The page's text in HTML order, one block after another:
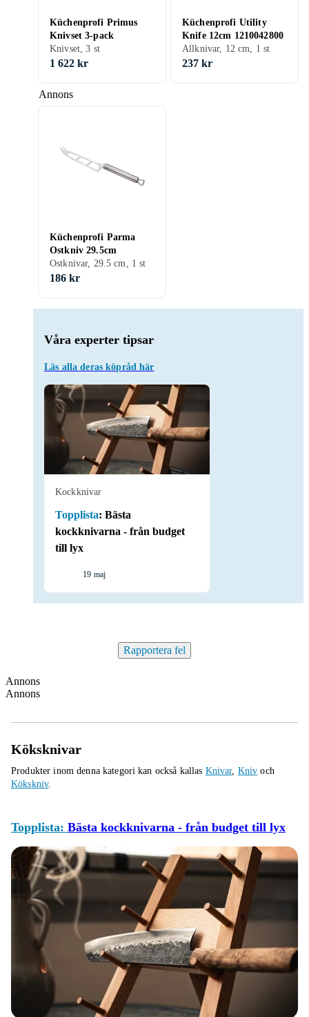
Annons
Våra experter tipsar
Läs alla deras köpråd här
Kockknivar
Topplista: Bästa
kockknivarna - från budget
till lyx
19 maj
Küchenprofi Primus
Knivset 3-pack
Knivset, 3 st
1 622 kr
Küchenprofi Utility
Knife 12cm 1210042800
Allknivar, 12 cm, 1 st
237 kr
Küchenprofi Parma
Ostkniv 29.5cm
Ostknivar, 29.5 cm, 1 st
186 kr
Rapportera fel
Annons
Annons
Köksknivar
Produkter inom denna kategori kan också kallas Knivar, Kniv och
Kökskniv.
Topplista: Bästa kockknivarna - från budget till lyx